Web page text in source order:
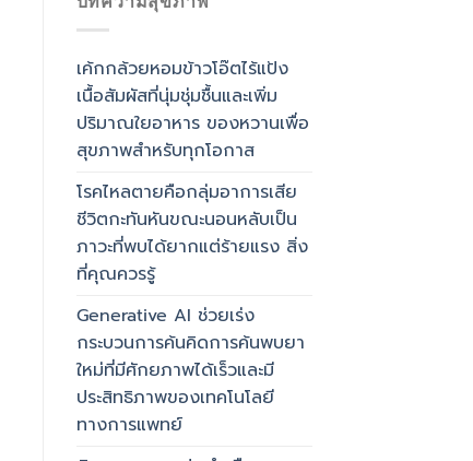
เค้กกล้วยหอมข้าวโอ๊ตไร้แป้ง
เนื้อสัมผัสที่นุ่มชุ่มชื้นและเพิ่ม
ปริมาณใยอาหาร ของหวานเพื่อ
สุขภาพสำหรับทุกโอกาส
โรคไหลตายคือกลุ่มอาการเสีย
ชีวิตกะทันหันขณะนอนหลับเป็น
ภาวะที่พบได้ยากแต่ร้ายแรง สิ่ง
ที่คุณควรรู้
Generative AI ช่วยเร่ง
กระบวนการค้นคิดการค้นพบยา
ใหม่ที่มีศักยภาพได้เร็วและมี
ประสิทธิภาพของเทคโนโลยี
ทางการแพทย์